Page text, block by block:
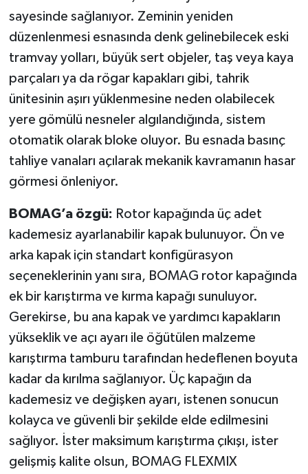
sayesinde sağlanıyor. Zeminin yeniden
düzenlenmesi esnasında denk gelinebilecek eski
tramvay yolları, büyük sert objeler, taş veya kaya
parçaları ya da rögar kapakları gibi, tahrik
ünitesinin aşırı yüklenmesine neden olabilecek
yere gömülü nesneler algılandığında, sistem
otomatik olarak bloke oluyor. Bu esnada basınç
tahliye vanaları açılarak mekanik kavramanın hasar
görmesi önleniyor.
BOMAG’a özgü: Rotor kapağında üç adet
kademesiz ayarlanabilir kapak bulunuyor. Ön ve
arka kapak için standart konfigürasyon
seçeneklerinin yanı sıra, BOMAG rotor kapağında
ek bir karıştırma ve kırma kapağı sunuluyor.
Gerekirse, bu ana kapak ve yardımcı kapakların
yükseklik ve açı ayarı ile öğütülen malzeme
karıştırma tamburu tarafından hedeflenen boyuta
kadar da kırılma sağlanıyor. Üç kapağın da
kademesiz ve değişken ayarı, istenen sonucun
kolayca ve güvenli bir şekilde elde edilmesini
sağlıyor. İster maksimum karıştırma çıkışı, ister
gelişmiş kalite olsun, BOMAG FLEXMIX